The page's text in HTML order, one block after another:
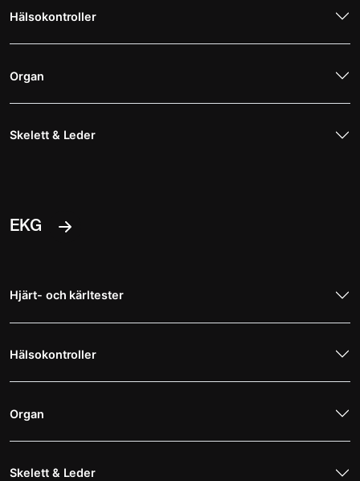
Hälsokontroller
Organ
Skelett & Leder
EKG
Hjärt- och kärltester
Hälsokontroller
Organ
Skelett & Leder